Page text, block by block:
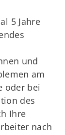
5 Jahre
und
am
oder bei
des
Ihre
nach